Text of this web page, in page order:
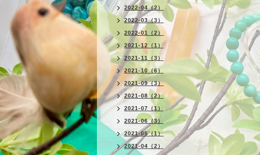
2022-04（2）
2022-03（3）
2022-01（2）
2021-12（1）
2021-11（3）
2021-10（6）
2021-09（3）
2021-08（2）
2021-07（1）
2021-06（3）
2021-05（1）
2021-04（2）